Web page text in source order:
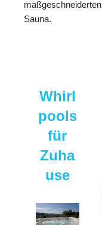
maßgeschneiderten
Sauna.
Whirl
pools
für
Zuha
use